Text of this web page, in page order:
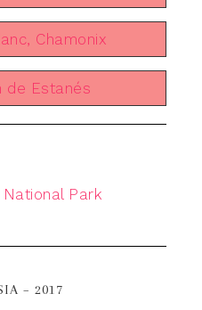
Chamonix
de Estanés
Park
– 2017